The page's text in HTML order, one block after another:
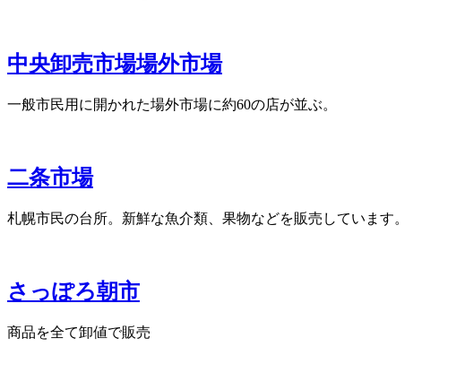
中央卸売市場場外市場
一般市民用に開かれた場外市場に約60の店が並ぶ。
二条市場
札幌市民の台所。新鮮な魚介類、果物などを販売しています。
さっぽろ朝市
商品を全て卸値で販売